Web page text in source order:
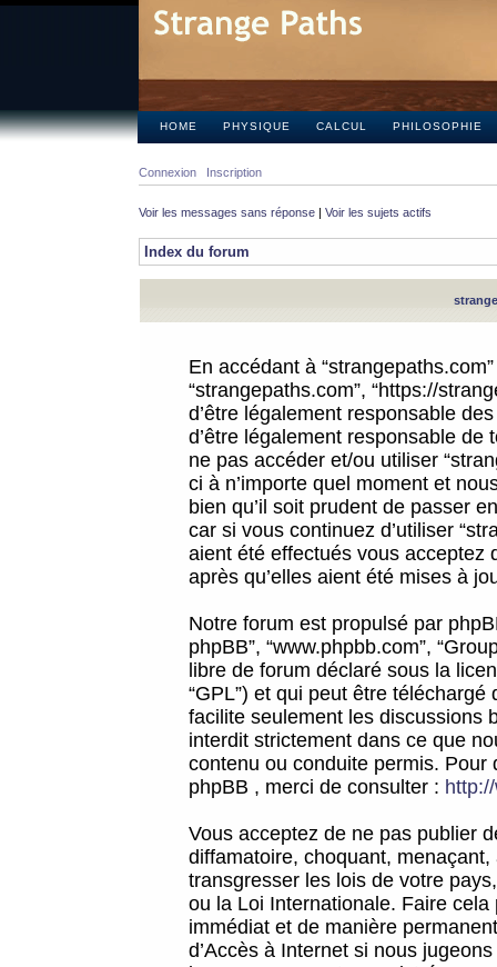
HOME PHYSIQUE CALCUL PHILOSOPHIE
Connexion Inscription
Voir les messages sans réponse | Voir les sujets actifs
Index du forum
En accédant à
“strangepaths.com”, “https://
d’être légalement responsable
d’être légalement responsable
ne pas accéder et/ou utiliser
ci à n’importe quel moment et
bien qu’il soit prudent de passer
car si vous continuez d’utiliser
aient été effectués vous acceptez
après qu’elles aient été mises à
Notre forum est propulsé par
phpBB”, “www.phpbb.com”,
libre de forum déclaré sous la
“GPL”) et qui peut être téléchargé
facilite seulement les discussions
interdit strictement dans ce que
contenu ou conduite permis.
phpBB , merci de consulter :
Vous acceptez de ne pas publier
diffamatoire, choquant,
transgresser les lois de votre
ou la Loi Internationale. Faire
immédiat et de manière
d’Accès à Internet si nous